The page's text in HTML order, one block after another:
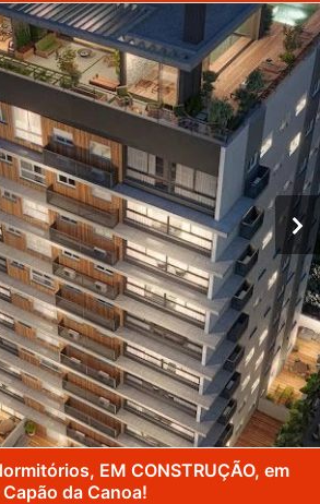
EM CONSTRUÇÃO, em
Capão da Canoa!